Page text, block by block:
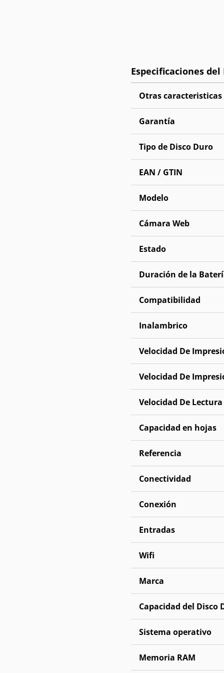
Otras caracteristicas
Garantía
Tipo de Disco Duro
EAN / GTIN
Modelo
Cámara Web
Estado
Duración de la
Compatibilidad
Inalambrico
Velocidad De
Velocidad De
Velocidad De
Capacidad en hojas
Referencia
Conectividad
Conexión
Entradas
Wifi
Marca
Capacidad del Disco
Sistema operativo
Memoria RAM